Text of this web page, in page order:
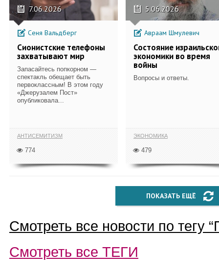
7.06.2026
Сеня Вальдберг
Сионистские телефоны
захватывают мир
Запасайтесь попкорном —
спектакль обещает быть
первоклассным! В этом году
«Джерузалем Пост»
опубликовала...
АНТИСЕМИТИЗМ
774
5.06.2026
Авраам Шмулевич
Состояние
экономики во время
войны
Вопросы и ответы.
ЭКОНОМИКА
479
ПОКАЗАТЬ ЕЩЁ
Смотреть все новости по тегу “
Смотреть все ТЕГИ